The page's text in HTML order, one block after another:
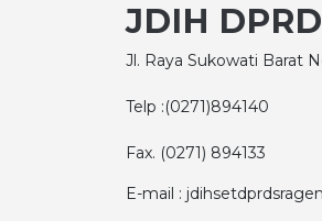
JDIH
Jl. Raya Sukowati Barat
Telp :(0271)894140
Fax. (0271) 894133
E-mail :